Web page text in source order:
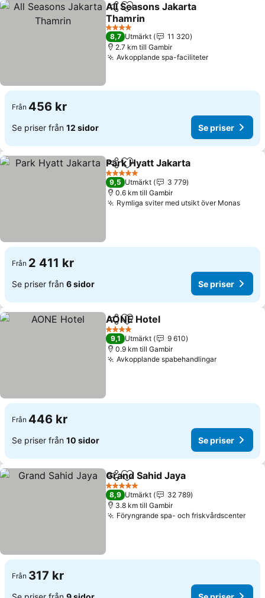
Dela Lägg till i Mina Favoriter
All Seasons Jakarta
Thamrin
Se priser
4 Stjärnor
8,7 Utmärkt
11 320
2.7 km till Gambir
Avkopplande spa-faciliteterSe priser
Från 456 kr
Se priser från 12 sidor Se priser
Dela Lägg till i Mina Favoriter
Park Hyatt Jakarta
5 Stjärnor
9,5 Utmärkt
3 779
0.6 km till Gambir
Rymliga sviter med utsikt över MonasSe
Från 2 411 kr
Se priser från 6 sidor Se priser
Dela Lägg till i Mina Favoriter
AONE Hotel
4 Stjärnor
9,1 Utmärkt
9 610
0.9 km till Gambir
Avkopplande spabehandlingarSe priser
Från 446 kr
Se priser från 10 sidor Se priser
Dela Lägg till i Mina Favoriter
Grand Sahid Jaya
5 Stjärnor
8,9 Utmärkt
32 789
3.8 km till Gambir
Föryngrande spa- och friskvårdscenterSe
Från 317 kr